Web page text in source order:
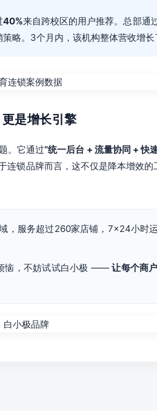
40%来自跨校区的用户推荐。总部通
略。3个月内，该机构整体营收增长
是增长引擎
。它通过“统一后台 + 流量协同 + 快
连锁品牌而言，这不仅是降本增效
，服务超过260家店铺，7×24小时
恼，不妨试试白小极 ——让每个商